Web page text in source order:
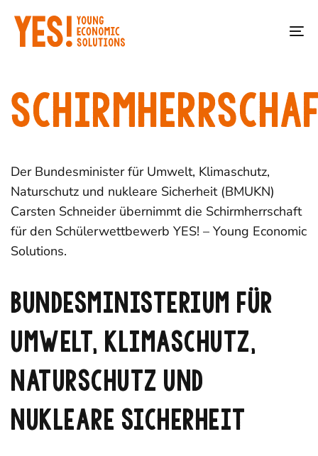
links
to
primary
Skip
to
content
Der Bundesminister für Umwelt, Klimaschutz,
Naturschutz und nukleare Sicherheit (BMUKN)
Carsten Schneider übernimmt die Schirmherrschaft
für den Schülerwettbewerb YES! – Young Economic
Solutions.
BUNDESMINISTERIUM FÜR
UMWELT, KLIMASCHUTZ,
NATURSCHUTZ UND
NUKLEARE SICHERHEIT